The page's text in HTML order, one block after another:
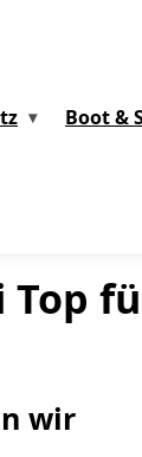
Boot &
wir